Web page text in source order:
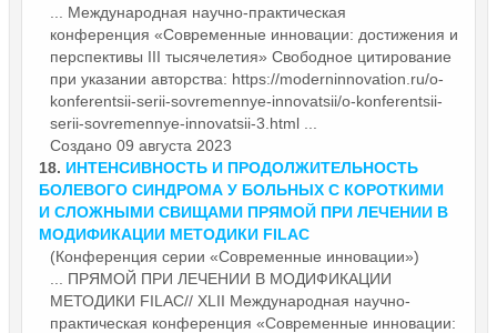
... Международная научно-практическая
конференция «Современные инновации: достижения и
перспективы III тысячелетия» Свободное цитирование
при указании авторства: https://moderninnovation.ru/o-
konferentsii-serii-sovremennye-innovatsii/o-konferentsii-
serii-sovremennye-innovatsii-3.html ...
Создано 09 августа 2023
18. ИНТЕНСИВНОСТЬ И ПРОДОЛЖИТЕЛЬНОСТЬ
БОЛЕВОГО СИНДРОМА У БОЛЬНЫХ С КОРОТКИМИ
И СЛОЖНЫМИ СВИЩАМИ ПРЯМОЙ ПРИ ЛЕЧЕНИИ В
МОДИФИКАЦИИ МЕТОДИКИ FILAC
(Конференция серии «Современные инновации»)
... ПРЯМОЙ ПРИ ЛЕЧЕНИИ В МОДИФИКАЦИИ
МЕТОДИКИ FILAC// XLII Международная научно-
практическая конференция «Современные инновации: